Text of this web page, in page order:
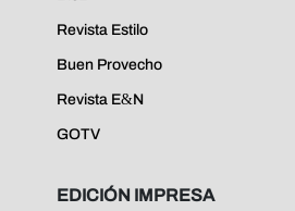
Revista Estilo
Buen Provecho
Revista E&N
GOTV
EDICIÓN IMPRESA